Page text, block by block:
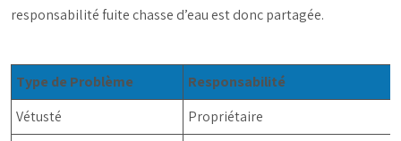
responsabilité fuite chasse d’eau est donc partagée.
Type de Problème
Responsabilité
Vétusté
Propriétaire